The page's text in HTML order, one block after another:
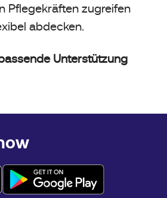
Pflegekräften zugreifen
abdecken.
Unterstützung